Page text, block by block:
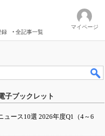
録 全記事一覧
マイページ
子ブックレット
ュース10選 2026年度Q1（4～6